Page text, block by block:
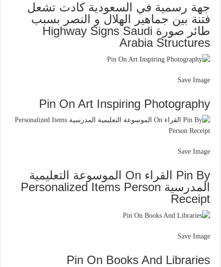
جهة رسمية في السعودية كادت تشعل
فتنة بين جماهير الهلال و النصر بسبب
طائر صورة Highway Signs Saudi
Arabia Structures
Save Image
Pin On Art Inspiring Photography
Save Image
Pin By القراء On الموسوعة التعليمية
المدرسية Personalized Items Person
Receipt
Save Image
Pin On Books And Libraries